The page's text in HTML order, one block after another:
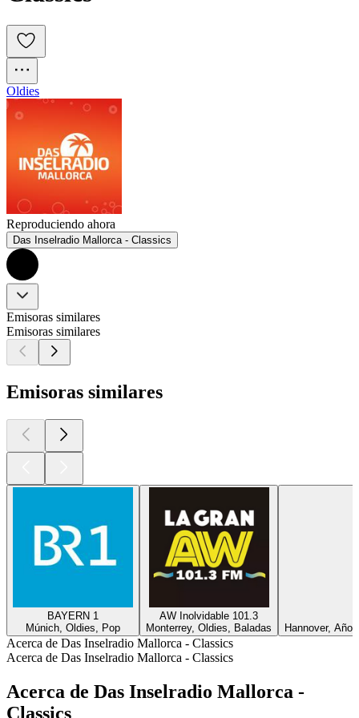
Oldies
Reproduciendo ahora
Das Inselradio Mallorca - Classics
Emisoras similares
Emisoras similares
Emisoras similares
BAYERN 1
Múnich, Oldies, Pop
AW Inolvidable 101.3
Monterrey, Oldies, Baladas
Hannover,
Acerca de Das Inselradio Mallorca - Classics
Acerca de Das Inselradio Mallorca - Classics
Acerca de Das Inselradio Mallorca -
Classics